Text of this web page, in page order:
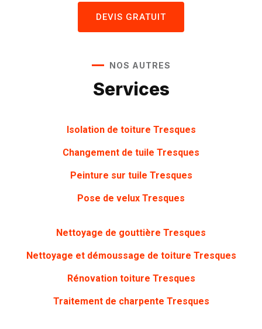
DEVIS GRATUIT
NOS AUTRES
Services
Isolation de toiture Tresques
Changement de tuile Tresques
Peinture sur tuile Tresques
Pose de velux Tresques
Nettoyage de gouttière Tresques
Nettoyage et démoussage de toiture Tresques
Rénovation toiture Tresques
Traitement de charpente Tresques